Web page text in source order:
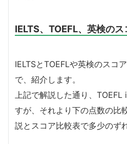
IELTS、TOEFL、英検の
IELTSとTOEFLや英検のスコ
で、紹介します。
上記で解説した通り、
すが、それより下の点数の比
説とスコア比較表で多少のず